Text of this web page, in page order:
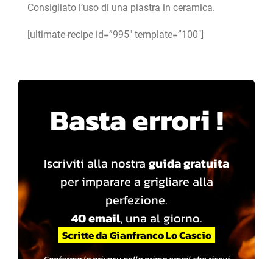
Consigliato l’uso di una piastra in ceramica.
[ultimate-recipe id=”995″ template=”100″]
Basta errori !
Iscriviti alla nostra guida gratuita
per imparare a grigliare alla
perfezione.
40 email, una al giorno.
Scritte da Gianfranco Lo Cascio